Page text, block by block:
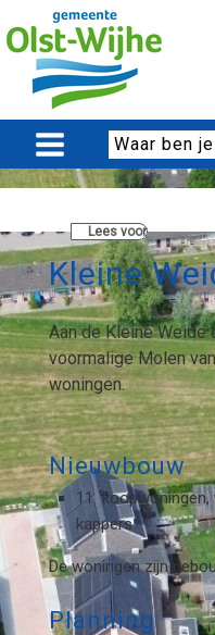
Lees voor
Kleine
Aan de Kleine Weide
voormalige Molen
woningen.
Nieuwbouw
11 koopwoningen,
kappers
De woningen zijn
Planning